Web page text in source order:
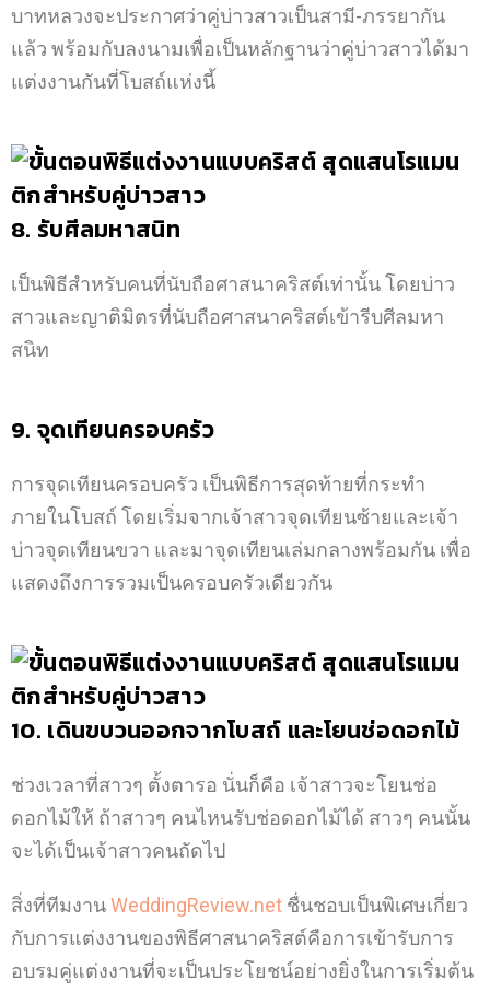
บาทหลวงจะประกาศว่าคู่บ่าวสาวเป็นสามี-ภรรยากัน
แล้ว พร้อมกับลงนามเพื่อเป็นหลักฐานว่าคู่บ่าวสาวได้มา
แต่งงานกันที่โบสถ์แห่งนี้
8. รับศีลมหาสนิท
เป็นพิธีสำหรับคนที่นับถือศาสนาคริสต์เท่านั้น โดยบ่าว
สาวและญาติมิตรที่นับถือศาสนาคริสต์เข้ารีบศีลมหา
สนิท
9. จุดเทียนครอบครัว
การจุดเทียนครอบครัว เป็นพิธีการสุดท้ายที่กระทำ
ภายในโบสถ์ โดยเริ่มจากเจ้าสาวจุดเทียนซ้ายและเจ้า
บ่าวจุดเทียนขวา และมาจุดเทียนเล่มกลางพร้อมกัน เพื่อ
แสดงถึงการรวมเป็นครอบครัวเดียวกัน
10. เดินขบวนออกจากโบสถ์ และโยนช่อดอกไม้
ช่วงเวลาที่สาวๆ ตั้งตารอ นั่นก็คือ เจ้าสาวจะโยนช่อ
ดอกไม้ให้ ถ้าสาวๆ คนไหนรับช่อดอกไม้ได้ สาวๆ คนนั้น
จะได้เป็นเจ้าสาวคนถัดไป
สิ่งที่ทีมงานWeddingReview.net ชื่นชอบเป็นพิเศษเกี่ยว
กับการแต่งงานของพิธีศาสนาคริสต์คือการเข้ารับการ
อบรมคู่แต่งงานที่จะเป็นประโยชน์อย่างยิ่งในการเริ่มต้น